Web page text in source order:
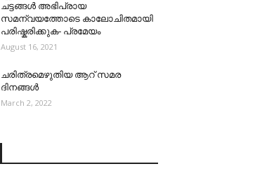
ചട്ടങ്ങള്‍ അഭിപ്രായ
സമന്വയത്തോടെ കാലോചിതമായി
പരിഷ്കരിക്കുക- പ്രമേയം
August 16, 2021
ചരിത്രമെഴുതിയ ആറ് സമര
ദിനങ്ങൾ
March 2, 2022